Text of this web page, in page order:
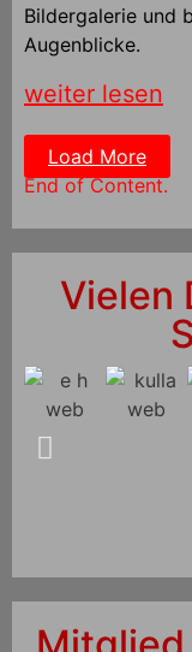
Bildergalerie und
Augenblicke.
weiter lesen
Load More
End of Content.
Vielen